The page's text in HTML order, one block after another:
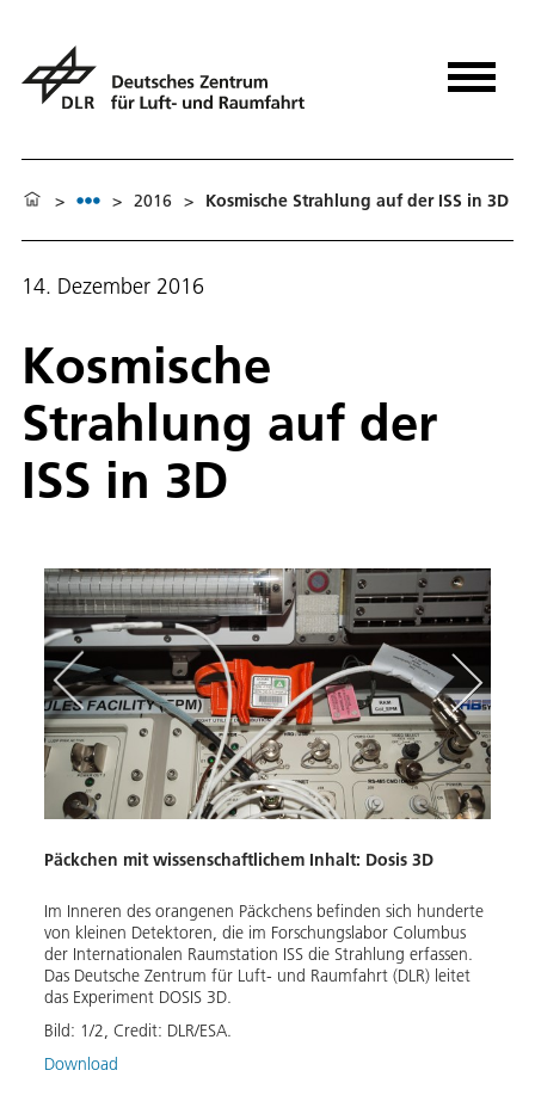
> > 2016 > Kosmische Strahlung auf der ISS in 3D
14. Dezember 2016
Kosmische
Strahlung auf der
ISS in 3D
Päckchen mit wissenschaftlichem Inhalt: Dosis 3D
Im Inneren des orangenen Päckchens befinden sich hunderte
von kleinen Detektoren, die im Forschungslabor Columbus
der Internationalen Raumstation ISS die Strahlung erfassen.
Das Deutsche Zentrum für Luft- und Raumfahrt (DLR) leitet
das Experiment DOSIS 3D.
Bild: 1/2, Credit: DLR/ESA.
Download